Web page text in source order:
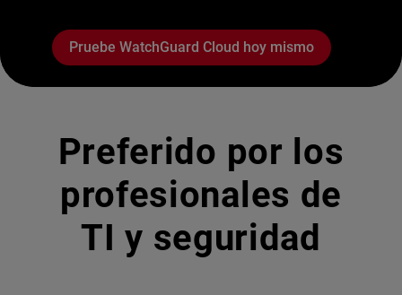
Pruebe WatchGuard Cloud hoy mismo
Preferido por los
profesionales de
TI y seguridad